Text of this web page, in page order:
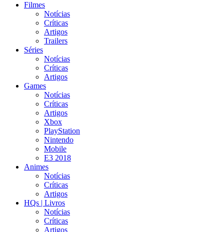
Filmes
Notícias
Críticas
Artigos
Trailers
Séries
Notícias
Críticas
Artigos
Games
Notícias
Críticas
Artigos
Xbox
PlayStation
Nintendo
Mobile
E3 2018
Animes
Notícias
Críticas
Artigos
HQs | Livros
Notícias
Críticas
Artigos